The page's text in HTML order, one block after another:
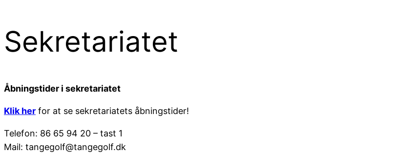
Sekretariatet
Åbningstider i sekretariatet
Klik her for at se sekretariatets åbningstider!
Telefon: 86 65 94 20 – tast 1
Mail: tangegolf@tangegolf.dk